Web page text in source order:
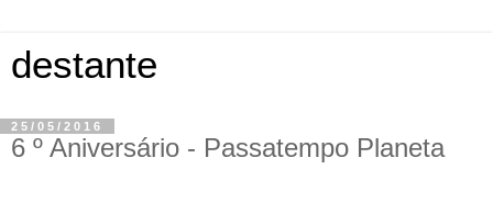
destante
25/05/2016
6 º Aniversário - Passatempo Planeta